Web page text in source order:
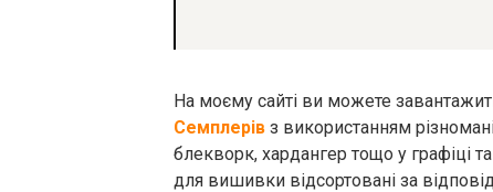
На моєму сайті ви можете
Семплерів з використанням
блекворк, хардангер тощо у графіці
для вишивки відсортовані за